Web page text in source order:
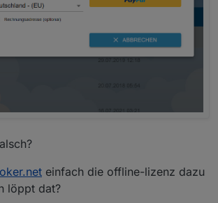
einfach die offline-lizenz dazu
löppt dat?